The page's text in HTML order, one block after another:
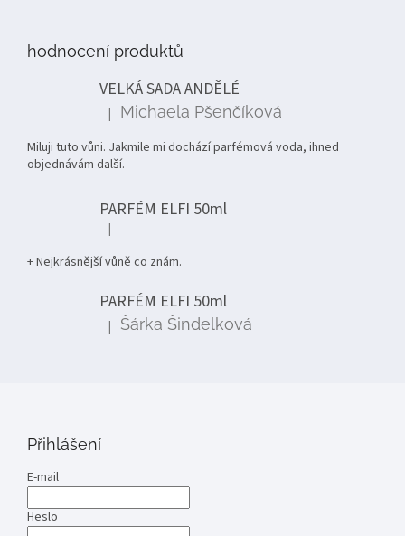
hodnocení produktů
VELKÁ SADA ANDĚLÉ
Hodnocení produktu je 5 z 5 hvězdiček.
| Michaela Pšenčíková
Miluji tuto vůni. Jakmile mi dochází parfémová voda, ihned
objednávám další.
PARFÉM ELFI 50ml
Hodnocení produktu je 5 z 5 hvězdiček.
|
+ Nejkrásnější vůně co znám.
PARFÉM ELFI 50ml
Hodnocení produktu je 5 z 5 hvězdiček.
| Šárka Šindelková
Přihlášení
E-mail
Heslo